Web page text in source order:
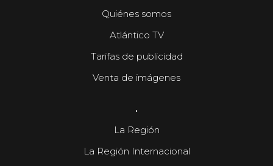
Quiénes somos
Atlántico TV
Tarifas de publicidad
Venta de imágenes
.
La Región
La Región Internacional